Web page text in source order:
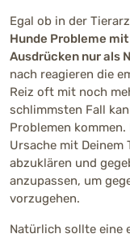
Egal ob in der
Hunde Probleme
Ausdrücken nur als
nach reagieren die
Reiz oft mit noch
schlimmsten Fall
Problemen
Ursache mit Deinem
abzuklären und
anzupassen, um
vorzugehen.
Natürlich sollte eine